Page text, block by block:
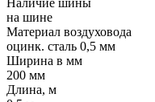
Наличие шины
на шине
Материал воздуховода
оцинк. сталь 0,5 мм
Ширина в мм
200 мм
Длина, м